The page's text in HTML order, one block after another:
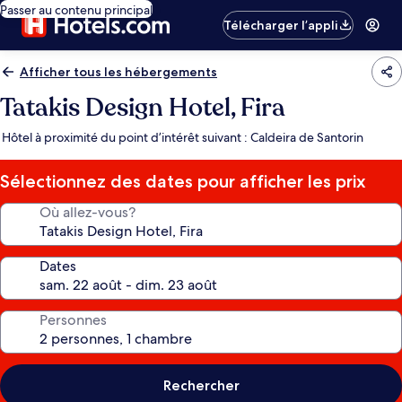
Passer au contenu principal
Télécharger l’appli
Afficher tous les hébergements
Tatakis Design Hotel, Fira
Hôtel à proximité du point d’intérêt suivant : Caldeira de Santorin
Sélectionnez des dates pour afficher les prix
Où allez-vous?
Dates
Personnes
Rechercher